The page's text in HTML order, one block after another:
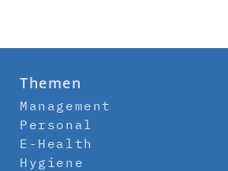
Themen
Management
Personal
E-Health
Hygiene